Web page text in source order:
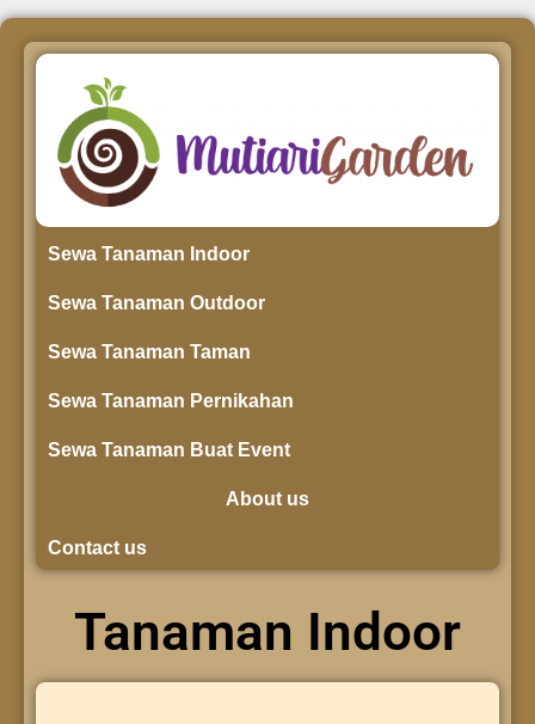
Sewa Tanaman Indoor
Sewa Tanaman Outdoor
Sewa Tanaman Taman
Sewa Tanaman Pernikahan
Sewa Tanaman Buat Event
About us
Contact us
Tanaman Indoor